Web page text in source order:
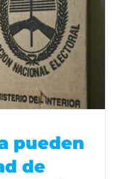
pueden
de